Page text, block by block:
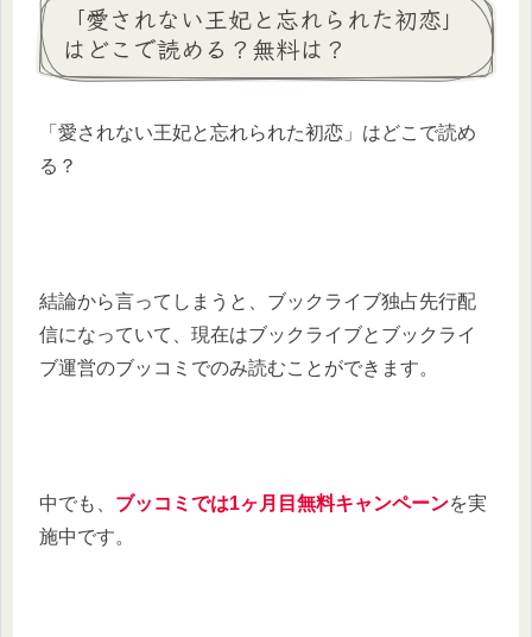
「愛されない王妃と忘れられた初恋」
はどこで読める？無料は？
「愛されない王妃と忘れられた初恋」はどこで読め
る？
結論から言ってしまうと、ブックライブ独占先行配
信になっていて、現在はブックライブとブックライ
ブ運営のブッコミでのみ読むことができます。
中でも、 ブッコミでは1ヶ月目無料キャンペーンを実
施中です。